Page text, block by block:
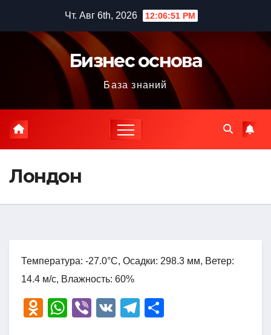
содержимому
Чт. Авг 6th, 2026 12:06:52 PM
Бизнес основа
База знаний
Лондон
Температура: -27.0°C, Осадки: 298.3 мм, Ветер:
14.4 м/с, Влажность: 60%
O
W
Vi
V
T